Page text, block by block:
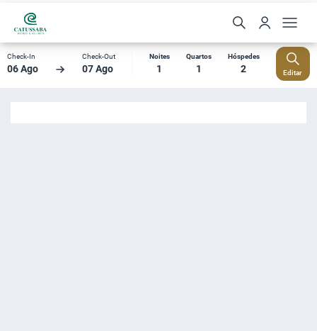
Check-In
06 Ago
Check-Out
07 Ago
Noites
1
Quartos
1
Hóspedes
2 Editar